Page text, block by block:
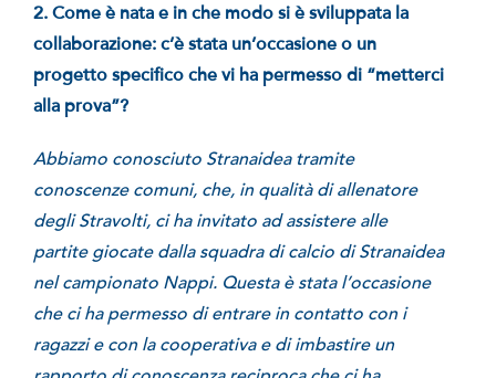
2. Come è nata e in che modo si è sviluppata la
collaborazione: c’è stata un’occasione o un
progetto specifico che vi ha permesso di “metterci
alla prova”?
Abbiamo conosciuto Stranaidea tramite
conoscenze comuni, che, in qualità di allenatore
degli Stravolti, ci ha invitato ad assistere alle
partite giocate dalla squadra di calcio di Stranaidea
nel campionato Nappi. Questa è stata l’occasione
che ci ha permesso di entrare in contatto con i
ragazzi e con la cooperativa e di imbastire un